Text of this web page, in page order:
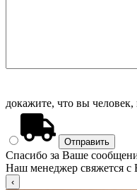
докажите, что вы человек,
Спасибо за Ваше
Наш менеджер свяжется